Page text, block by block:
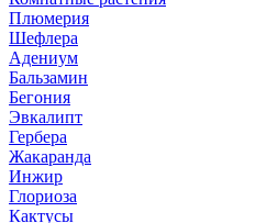
Плюмерия
Шефлера
Адениум
Бальзамин
Бегония
Эвкалипт
Гербера
Жакаранда
Инжир
Глориоза
Кактусы